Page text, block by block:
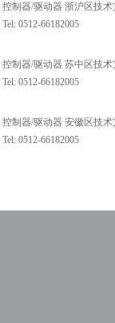
控制器/驱动器 浙沪区技
Tel: 0512-66182005
控制器/驱动器 苏中区技
Tel: 0512-66182005
控制器/驱动器 安徽区技
Tel: 0512-66182005